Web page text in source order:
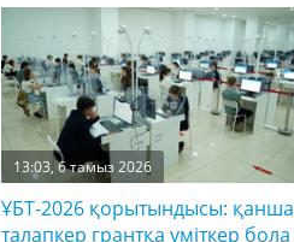
13:03, 6 тамыз 2026
ҰБТ-2026 қорытындысы: қанша
талапкер грантқа үміткер бола